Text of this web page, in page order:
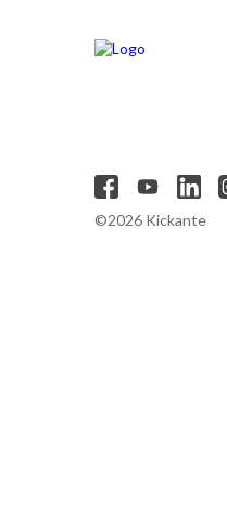
©2026 Kickante